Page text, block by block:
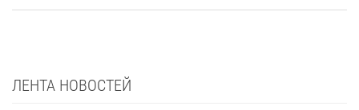
ЛЕНТА НОВОСТЕЙ